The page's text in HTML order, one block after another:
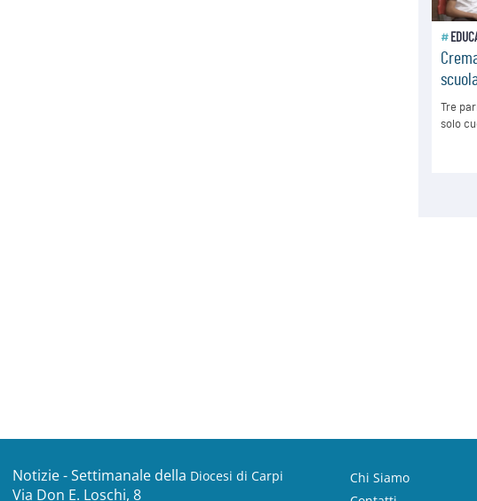
Notizie - Settimanale della Diocesi di Carpi
Via Don E. Loschi, 8
Chi Siamo